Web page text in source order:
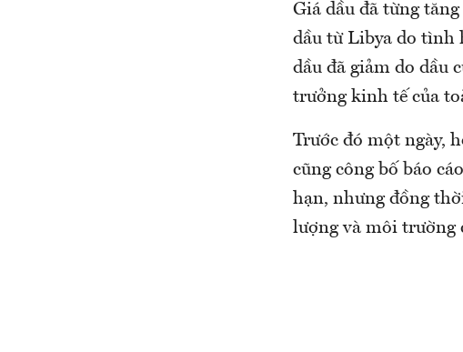
Giá dầu đã từng
dầu từ Libya do tình
dầu đã giảm do dầu
trưởng kinh tế của
Trước đó một ngày,
cũng công bố báo
hạn, nhưng đồng
lượng và môi trường